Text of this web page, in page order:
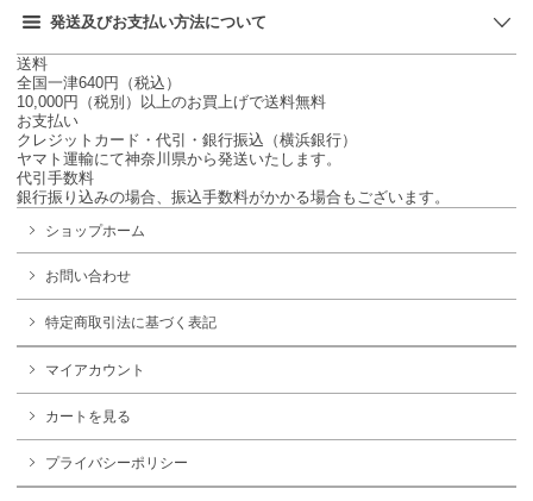
発送及びお支払い方法について
送料
全国一津640円（税込）
10,000円（税別）以上のお買上げで送料無料
お支払い
クレジットカード・代引・銀行振込（横浜銀行）
ヤマト運輸にて神奈川県から発送いたします。
代引手数料
銀行振り込みの場合、振込手数料がかかる場合もございます。
ショップホーム
お問い合わせ
特定商取引法に基づく表記
マイアカウント
カートを見る
プライバシーポリシー